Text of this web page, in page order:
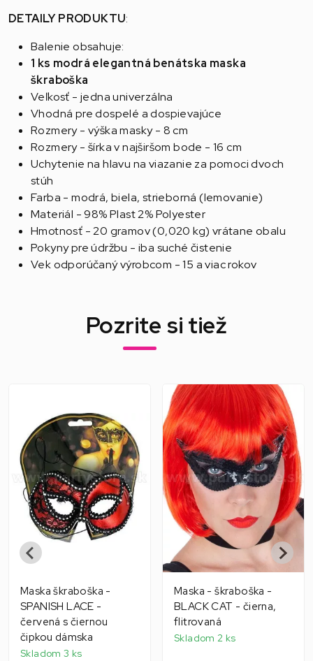
DETAILY PRODUKTU:
Balenie obsahuje:
1 ks modrá elegantná benátska maska
škraboška
Veľkosť - jedna univerzálna
Vhodná pre dospelé a dospievajúce
Rozmery - výška masky - 8 cm
Rozmery - šírka v najširšom bode - 16 cm
Uchytenie na hlavu na viazanie za pomoci dvoch
stúh
Farba - modrá, biela, strieborná (lemovanie)
Materiál - 98% Plast 2% Polyester
Hmotnosť - 20 gramov (0,020 kg) vrátane obalu
Pokyny pre údržbu - iba suché čistenie
Vek odporúčaný výrobcom - 15 a viac rokov
Pozrite si tiež
Maska škraboška -
SPANISH LACE -
červená s čiernou
čipkou dámska
Skladom 3 ks
Maska - škraboška -
BLACK CAT - čierna,
flitrovaná
Skladom 2 ks